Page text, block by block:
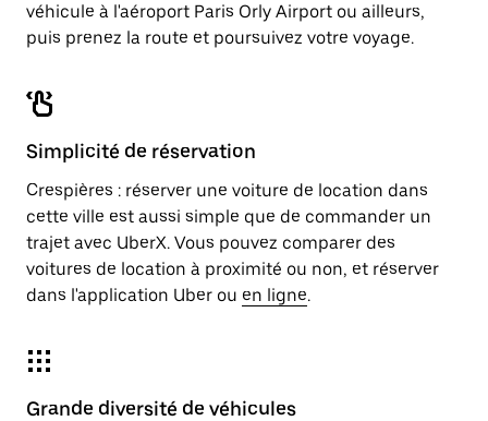
véhicule à l'aéroport Paris Orly Airport ou ailleurs,
puis prenez la route et poursuivez votre voyage.
Simplicité de réservation
Crespières : réserver une voiture de location dans
cette ville est aussi simple que de commander un
trajet avec UberX. Vous pouvez comparer des
voitures de location à proximité ou non, et réserver
dans l'application Uber ou en ligne.
Grande diversité de véhicules